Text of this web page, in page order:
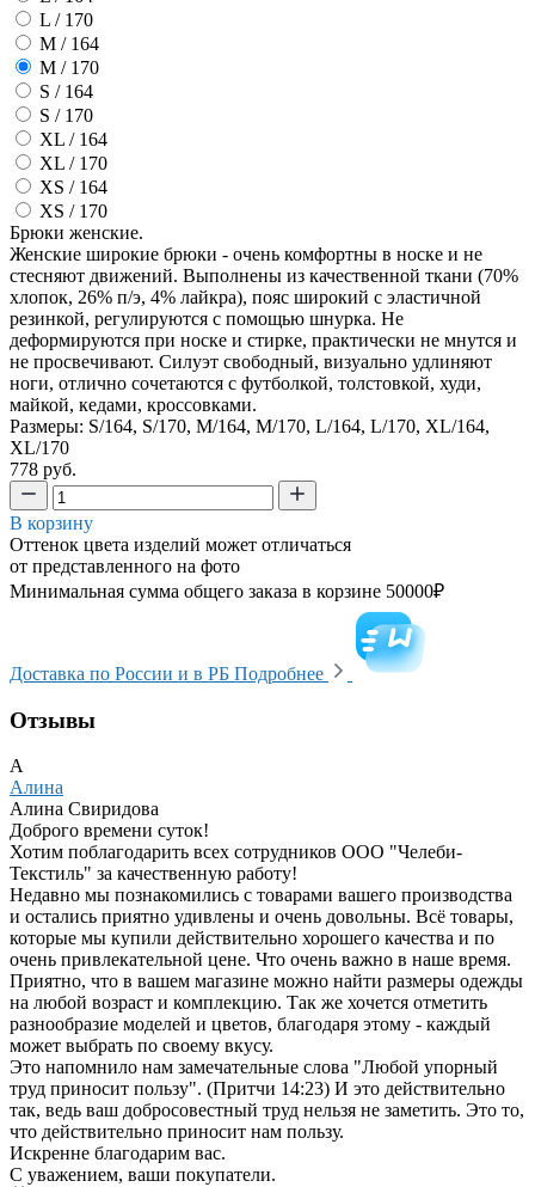
L / 170
M / 164
M / 170
S / 164
S / 170
XL / 164
XL / 170
XS / 164
XS / 170
Брюки женские.
Женские широкие брюки - очень комфортны в носке и не
стесняют движений. Выполнены из качественной ткани (70%
хлопок, 26% п/э, 4% лайкра), пояс широкий с эластичной
резинкой, регулируются с помощью шнурка. Не
деформируются при носке и стирке, практически не мнутся и
не просвечивают. Силуэт свободный, визуально удлиняют
ноги, отлично сочетаются с футболкой, толстовкой, худи,
майкой, кедами, кроссовками.
Размеры: S/164, S/170, M/164, M/170, L/164, L/170, XL/164,
XL/170
778 руб.
В корзину
Оттенок цвета изделий может отличаться
от представленного на фото
Минимальная сумма общего заказа в корзине 50000₽
Доставка по России и в РБ Подробнее
Отзывы
А
Алина
Алина Свиридова
Доброго времени суток!
Хотим поблагодарить всех сотрудников ООО "Челеби-
Текстиль" за качественную работу!
Недавно мы познакомились с товарами вашего производства
и остались приятно удивлены и очень довольны. Всё товары,
которые мы купили действительно хорошего качества и по
очень привлекательной цене. Что очень важно в наше время.
Приятно, что в вашем магазине можно найти размеры одежды
на любой возраст и комплекцию. Так же хочется отметить
разнообразие моделей и цветов, благодаря этому - каждый
может выбрать по своему вкусу.
Это напомнило нам замечательные слова "Любой упорный
труд приносит пользу". (Притчи 14:23) И это действительно
так, ведь ваш добросовестный труд нельзя не заметить. Это то,
что действительно приносит нам пользу.
Искренне благодарим вас.
С уважением, ваши покупатели.